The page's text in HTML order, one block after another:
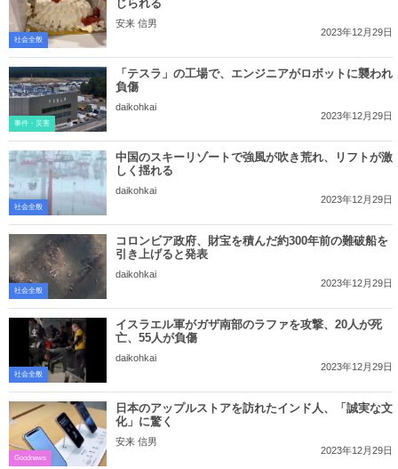
社会全般
じられる
安来 信男
2023年12月29日
事件・災害
「テスラ」の工場で、エンジニアがロボットに襲われ
負傷
daikohkai
2023年12月29日
社会全般
中国のスキーリゾートで強風が吹き荒れ、リフトが激
しく揺れる
daikohkai
2023年12月29日
社会全般
コロンビア政府、財宝を積んだ約300年前の難破船を
引き上げると発表
daikohkai
2023年12月29日
社会全般
イスラエル軍がガザ南部のラファを攻撃、20人が死
亡、55人が負傷
daikohkai
2023年12月29日
Goodnews
日本のアップルストアを訪れたインド人、「誠実な文
化」に驚く
安来 信男
2023年12月29日